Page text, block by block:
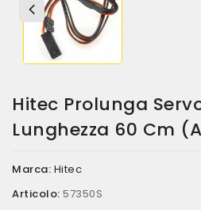
Hitec Prolunga
Lunghezza 60 Cm
Marca: Hitec
Articolo: 57350S